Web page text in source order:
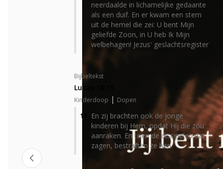
neerdaalde in lichamelijke gedaante
als een duif. En er kwam een stem
uit de hemel die zei: U bent Mijn
geliefde Zoon, in U heb Ik Mijn
welbehagen! Jezus' geslachtsregister
Bijbeltekst
Lukas 18:15
Kinderdoop
Dopen
15
En zij brachten ook de jonge
kinderen bij Hem, opdat Hij die zou
aanraken. En toen de discipelen dat
zagen, bestraften ze hen.